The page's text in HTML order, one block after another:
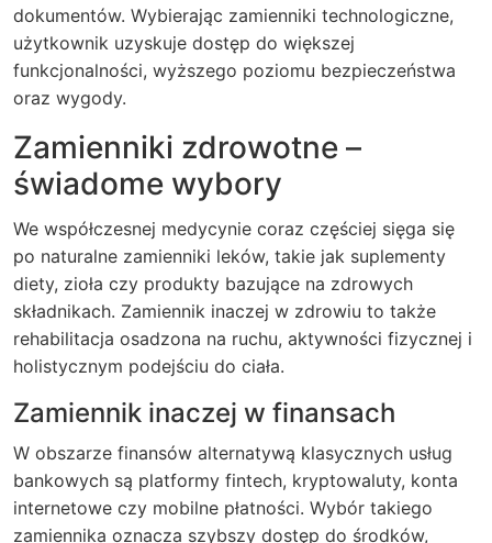
dokumentów. Wybierając zamienniki technologiczne,
użytkownik uzyskuje dostęp do większej
funkcjonalności, wyższego poziomu bezpieczeństwa
oraz wygody.
Zamienniki zdrowotne –
świadome wybory
We współczesnej medycynie coraz częściej sięga się
po naturalne zamienniki leków, takie jak suplementy
diety, zioła czy produkty bazujące na zdrowych
składnikach. Zamiennik inaczej w zdrowiu to także
rehabilitacja osadzona na ruchu, aktywności fizycznej i
holistycznym podejściu do ciała.
Zamiennik inaczej w finansach
W obszarze finansów alternatywą klasycznych usług
bankowych są platformy fintech, kryptowaluty, konta
internetowe czy mobilne płatności. Wybór takiego
zamiennika oznacza szybszy dostęp do środków,